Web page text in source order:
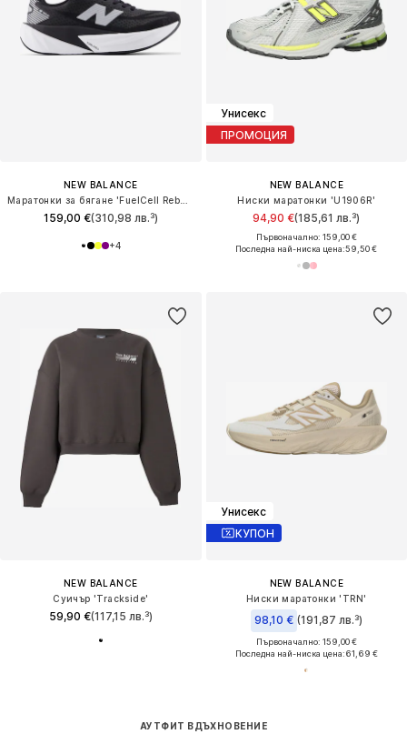
NEW BALANCE
159,00 €(310,98 лв.³)
+4
Унисекс
ПРОМОЦИЯ
NEW BALANCE
Ниски маратонки 'U1906R'
94,90 €(185,61 лв.³)
Първоначално: 159,00 €
Последна най-ниска цена:59,50 €
NEW BALANCE
Суичър 'Trackside'
59,90 €(117,15 лв.³)
Унисекс
КУПОН
NEW BALANCE
Ниски маратонки 'TRN'
98,10 € (191,87 лв.³)
Първоначално: 159,00 €
Последна най-ниска цена:61,69 €
АУТФИТ ВДЪХНОВЕНИЕ